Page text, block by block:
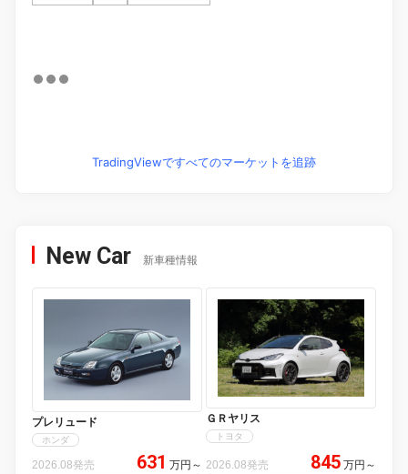
TradingViewですべてのマーケットを追跡
New Car 新車種情報
プレリュード
ホンダ
2026.08発売 631 万円 ～
ＧＲヤリス
トヨタ
2026.08発売 845 万円 ～